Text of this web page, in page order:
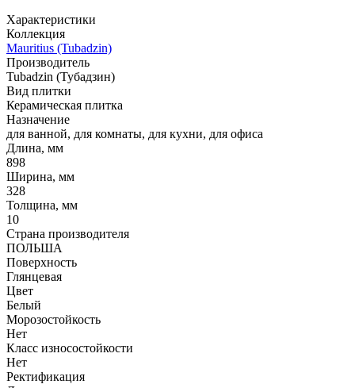
Характеристики
Коллекция
Mauritius (Tubadzin)
Производитель
Tubadzin (Тубадзин)
Вид плитки
Керамическая плитка
Назначение
для ванной, для комнаты, для кухни, для офиса
Длина, мм
898
Ширина, мм
328
Толщина, мм
10
Страна производителя
ПОЛЬША
Поверхность
Глянцевая
Цвет
Белый
Морозостойкость
Нет
Класс износостойкости
Нет
Ректификация